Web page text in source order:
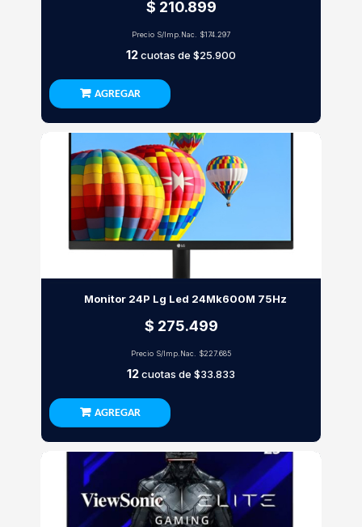
$ 210.899
Precio S/Imp.Nac. $174.297
12cuotas de $25.900
AGREGAR
Monitor 24P Lg Led 24Mk600M 75Hz
$ 275.499
Precio S/Imp.Nac. $227.685
12cuotas de $33.833
AGREGAR